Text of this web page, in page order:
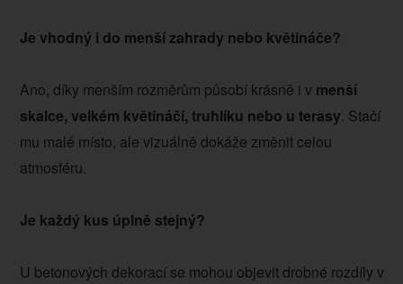
Je vhodný i do menší zahrady nebo květináče?
Ano, díky menším rozměrům působí krásně i v menší
skalce, velkém květináči, truhlíku nebo u terasy. Stačí
mu malé místo, ale vizuálně dokáže změnit celou
atmosféru.
Je každý kus úplně stejný?
U betonových dekorací se mohou objevit drobné rozdíly v